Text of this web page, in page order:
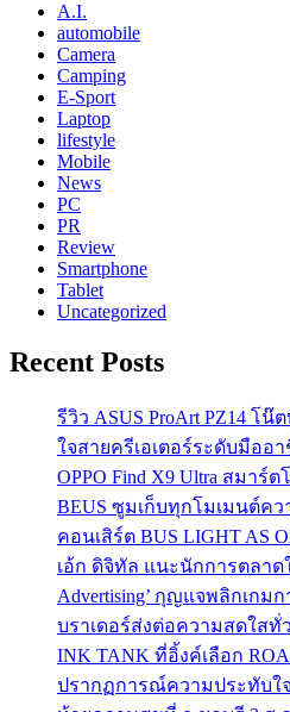
A.I.
automobile
Camera
Camping
E-Sport
Laptop
lifestyle
Mobile
News
PC
PR
Review
Smartphone
Tablet
Uncategorized
Recent Posts
รีวิว ASUS ProArt PZ14 โน๊
ใจสายครีเอเตอร์ระดับมืออ
OPPO Find X9 Ultra สมา
BEUS ซูมเก็บทุกโมเมนต์ค
คอนเสิร์ต BUS LIGHT AS
เอ้ก ดิจิทัล แนะนักการตลาดใ
Advertising’ กุญแจพลิกเกม
บราเดอร์ส่งต่อความสดใสทั่
INK TANK ที่อิ้งค์เลือก
ปรากฏการณ์ความประทับใ